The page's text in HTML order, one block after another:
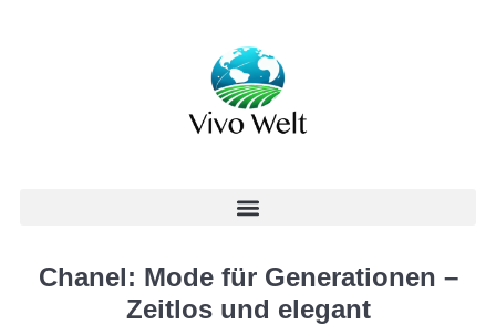
Chanel: Mode für Generationen –
Zeitlos und elegant